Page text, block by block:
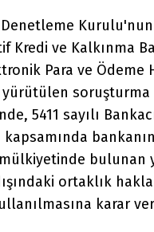
Kurulu'nun
Kredi ve Kalkınma
Para ve Ödeme
soruşturma
5411 sayılı
bulunan
ortaklık
karar